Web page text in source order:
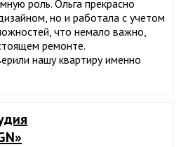
роль. Ольга прекрасно
но и работала с учетом
что немало важно,
ремонте.
нашу квартиру именно